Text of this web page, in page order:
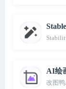
AI绘
改图